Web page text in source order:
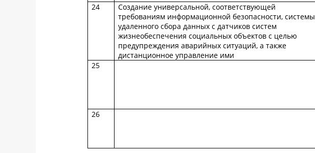
24
Создание универсальной, соответствующей
требованиям информационной безопасности, системы
удаленного сбора данных с датчиков систем
жизнеобеспечения социальных объектов с целью
предупреждения аварийных ситуаций, а также
дистанционное управление ими
25
26